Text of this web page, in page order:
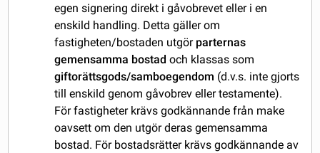
egen signering direkt i gåvobrevet eller i en
enskild handling. Detta gäller om
fastigheten/bostaden utgör parternas
gemensamma bostad och klassas som
giftorättsgods/samboegendom (d.v.s. inte gjorts
till enskild genom gåvobrev eller testamente).
För fastigheter krävs godkännande från make
oavsett om den utgör deras gemensamma
bostad. För bostadsrätter krävs godkännande av